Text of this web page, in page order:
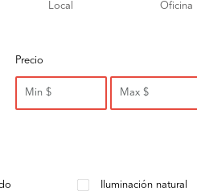
Local Oficina
Precio
Iluminación natural